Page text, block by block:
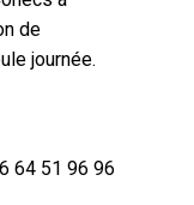
de
journée.
64 51 96 96